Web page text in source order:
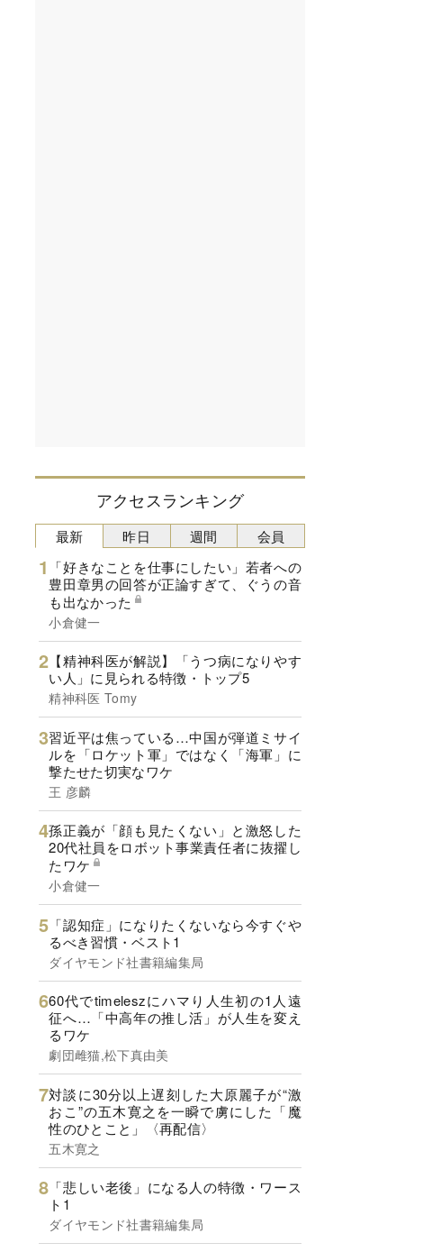
アクセスランキング
最新
「好きなことを仕事にしたい」若者への
豊田章男の回答が正論すぎて、ぐうの音
も出なかった
小倉健一
【精神科医が解説】「うつ病になりやす
い人」に見られる特徴・トップ5
精神科医 Tomy
習近平は焦っている…中国が弾道ミサイ
ルを「ロケット軍」ではなく「海軍」に
撃たせた切実なワケ
王 彦麟
孫正義が「顔も見たくない」と激怒した
20代社員をロボット事業責任者に抜擢し
たワケ
小倉健一
「認知症」になりたくないなら今すぐや
るべき習慣・ベスト1
ダイヤモンド社書籍編集局
60代でtimeleszにハマり人生初の1人遠
征へ…「中高年の推し活」が人生を変え
るワケ
劇団雌猫,松下真由美
対談に30分以上遅刻した大原麗子が“激
おこ”の五木寛之を一瞬で虜にした「魔
性のひとこと」〈再配信〉
五木寛之
「悲しい老後」になる人の特徴・ワース
ト1
ダイヤモンド社書籍編集局
昨日 週間 会員